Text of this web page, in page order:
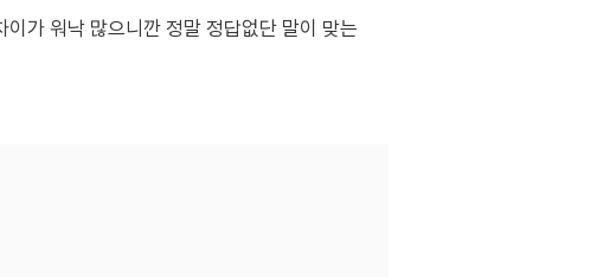
가 워낙 많으니깐 정말 정답없단 말이 맞는